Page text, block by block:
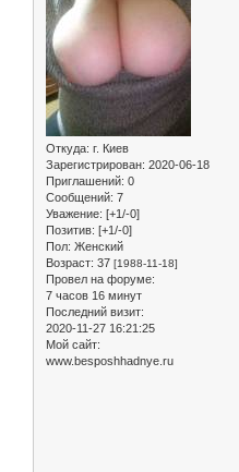
Откуда: г. Киев
Зарегистрирован: 2020-06-18
Приглашений: 0
Сообщений: 7
Уважение: [+1/-0]
Позитив: [+1/-0]
Пол: Женский
Возраст: 37 [1988-11-18]
Провел на форуме:
7 часов 16 минут
Последний визит:
2020-11-27 16:21:25
Мой сайт:
www.besposhhadnye.ru